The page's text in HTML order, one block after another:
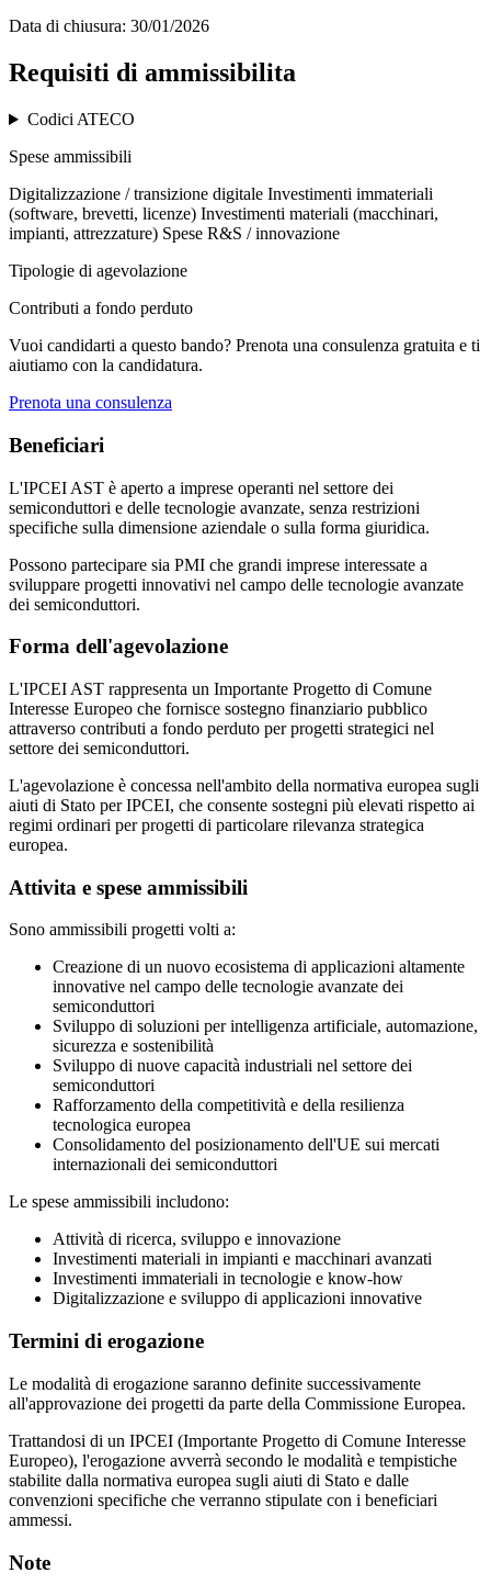
Data di chiusura: 30/01/2026
Requisiti di ammissibilita
Codici ATECO
Spese ammissibili
Digitalizzazione / transizione digitale Investimenti immateriali
(software, brevetti, licenze) Investimenti materiali (macchinari,
impianti, attrezzature) Spese R&S / innovazione
Tipologie di agevolazione
Contributi a fondo perduto
Vuoi candidarti a questo bando? Prenota una consulenza gratuita e ti
aiutiamo con la candidatura.
Prenota una consulenza
Beneficiari
L'IPCEI AST è aperto a imprese operanti nel settore dei
semiconduttori e delle tecnologie avanzate, senza restrizioni
specifiche sulla dimensione aziendale o sulla forma giuridica.
Possono partecipare sia PMI che grandi imprese interessate a
sviluppare progetti innovativi nel campo delle tecnologie avanzate
dei semiconduttori.
Forma dell'agevolazione
L'IPCEI AST rappresenta un Importante Progetto di Comune
Interesse Europeo che fornisce sostegno finanziario pubblico
attraverso contributi a fondo perduto per progetti strategici nel
settore dei semiconduttori.
L'agevolazione è concessa nell'ambito della normativa europea sugli
aiuti di Stato per IPCEI, che consente sostegni più elevati rispetto ai
regimi ordinari per progetti di particolare rilevanza strategica
europea.
Attivita e spese ammissibili
Sono ammissibili progetti volti a:
Creazione di un nuovo ecosistema di applicazioni altamente
innovative nel campo delle tecnologie avanzate dei
semiconduttori
Sviluppo di soluzioni per intelligenza artificiale, automazione,
sicurezza e sostenibilità
Sviluppo di nuove capacità industriali nel settore dei
semiconduttori
Rafforzamento della competitività e della resilienza
tecnologica europea
Consolidamento del posizionamento dell'UE sui mercati
internazionali dei semiconduttori
Le spese ammissibili includono:
Attività di ricerca, sviluppo e innovazione
Investimenti materiali in impianti e macchinari avanzati
Investimenti immateriali in tecnologie e know-how
Digitalizzazione e sviluppo di applicazioni innovative
Termini di erogazione
Le modalità di erogazione saranno definite successivamente
all'approvazione dei progetti da parte della Commissione Europea.
Trattandosi di un IPCEI (Importante Progetto di Comune Interesse
Europeo), l'erogazione avverrà secondo le modalità e tempistiche
stabilite dalla normativa europea sugli aiuti di Stato e dalle
convenzioni specifiche che verranno stipulate con i beneficiari
ammessi.
Note